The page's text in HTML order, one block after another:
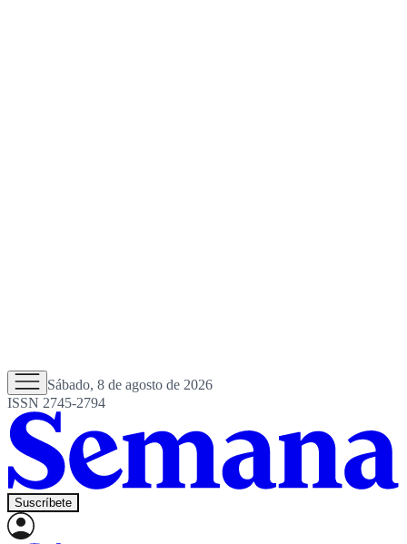
Sábado, 8 de agosto de 2026
ISSN 2745-2794
Suscríbete